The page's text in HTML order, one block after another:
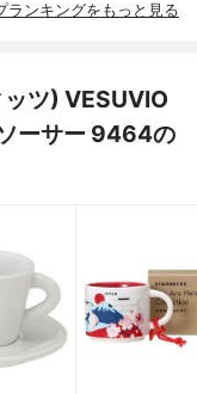
ランキングをもっと見る
ツ) VESUVIO
ーサー 9464の